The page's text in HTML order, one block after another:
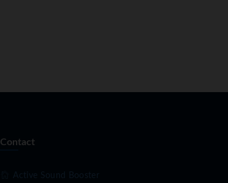
Contact
Active Sound Booster